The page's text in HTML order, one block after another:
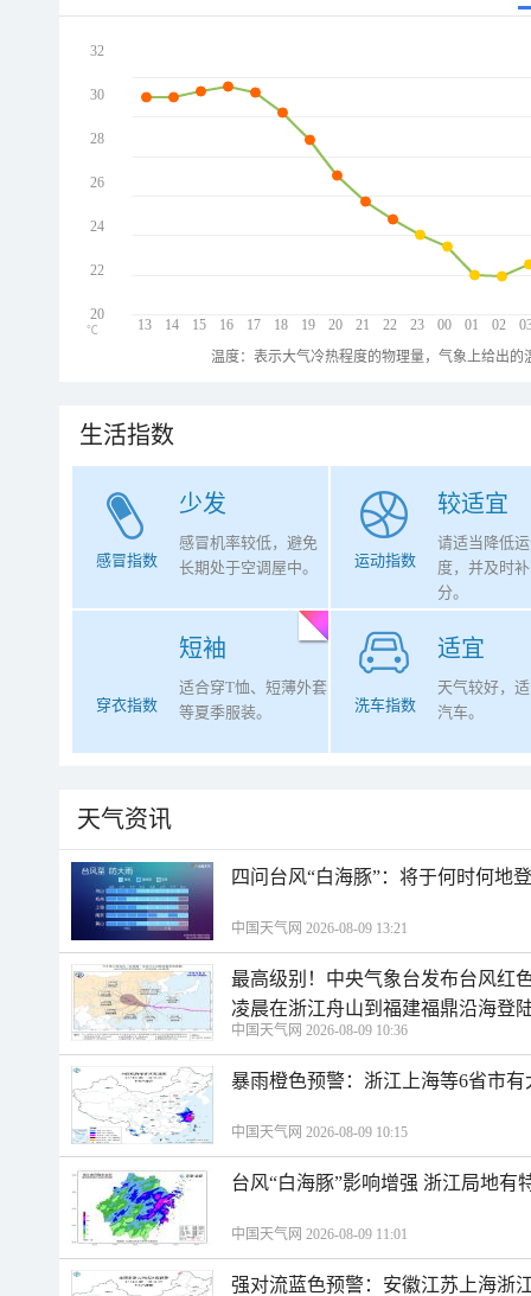
13 14 15 16 17 18 19 20 21 22 23 00 01 02
32
30
28
26
24
22
20
℃
温度：表示大气冷热程度的物理量，气象上给出
生活指数
少发
感冒指数
感冒机率较低，避免
长期处于空调屋中。
较适宜
运动指数
请适当降低
度，并及时
分。
短袖
穿衣指数
适合穿T恤、短薄外套
等夏季服装。
适宜
洗车指数
天气较好，
汽车。
天气资讯
四问台风“白海豚”：将于何时何地
中国天气网 2026-08-09 13:21
最高级别！中央气象台发布台风红
凌晨在浙江舟山到福建福鼎沿海登
中国天气网 2026-08-09 10:36
暴雨橙色预警：浙江上海等6省市
中国天气网 2026-08-09 10:15
台风“白海豚”影响增强 浙江局地有
中国天气网 2026-08-09 11:01
强对流蓝色预警：安徽江苏上海浙